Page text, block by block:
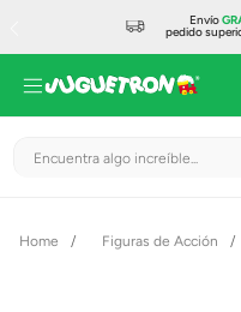
Envío
pedido
Encuentra algo increíble...
Figuras de Acción